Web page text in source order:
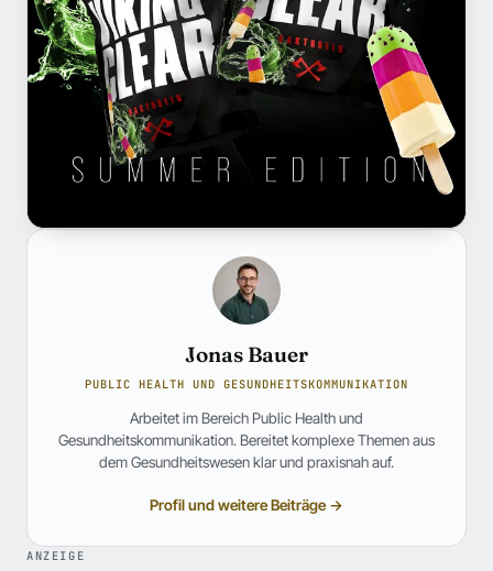
Jonas Bauer
PUBLIC HEALTH UND GESUNDHEITSKOMMUNIKATION
Arbeitet im Bereich Public Health und
Gesundheitskommunikation. Bereitet komplexe Themen aus
dem Gesundheitswesen klar und praxisnah auf.
Profil und weitere Beiträge →
ANZEIGE